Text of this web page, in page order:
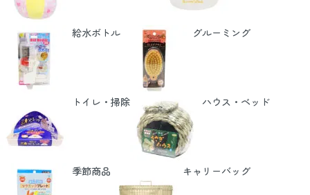
給水ボトル グルーミング
トイレ・掃除 ハウス・ベッド
季節商品 キャリーバッグ